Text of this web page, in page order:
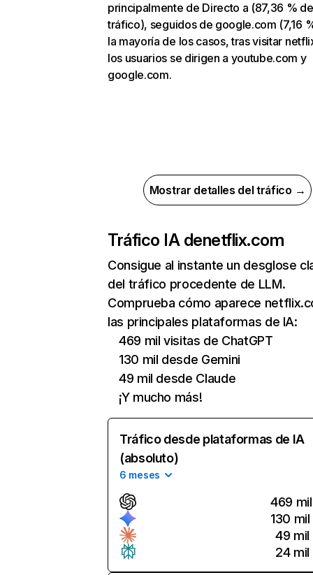
principalmente de Directo a (87,36 % de
tráfico), seguidos de google.com (7,16
la mayoría de los casos, tras visitar
los usuarios se dirigen a youtube.com y
google.com.
Mostrar detalles del tráfico →
Tráfico IA denetflix.com
Consigue al instante un desglose
del tráfico procedente de LLM.
Comprueba cómo aparece
las principales plataformas de IA:
469 mil visitas de ChatGPT
130 mil desde Gemini
49 mil desde Claude
¡Y mucho más!
Tráfico desde plataformas de IA
(absoluto)
6 meses
469 mil
130 mil
49 mil
24 mil